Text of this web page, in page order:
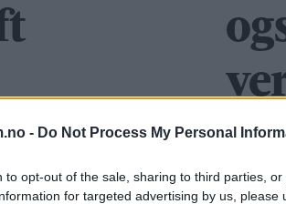
- Do Not Process My Personal
to opt-out of the sale, sharing to third parties,
for targeted advertising by us, please